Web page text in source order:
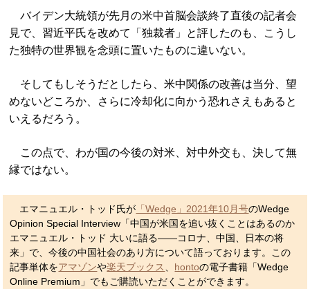
バイデン大統領が先月の米中首脳会談終了直後の記者会
見で、習近平氏を改めて「独裁者」と評したのも、こうし
た独特の世界観を念頭に置いたものに違いない。
そしてもしそうだとしたら、米中関係の改善は当分、望
めないどころか、さらに冷却化に向かう恐れさえもあると
いえるだろう。
この点で、わが国の今後の対米、対中外交も、決して無
縁ではない。
エマニュエル・トッド氏が 「Wedge」2021年10月号のWedge
Opinion Special Interview「中国が米国を追い抜くことはあるのか
エマニュエル・トッド 大いに語る――コロナ、中国、日本の将
来」で、今後の中国社会のあり方について語っております。この
記事単体をアマゾンや楽天ブックス hontoの電子書籍「Wedge
Online Premium」でもご購読いただくことができます。